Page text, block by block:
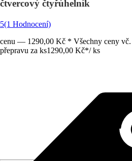
čtvercový čtyřúhelník
5(1 Hodnocení)
cenu — 1290,00 Kč * Všechny ceny vč.
přepravu za ks1290,00 Kč*/ ks